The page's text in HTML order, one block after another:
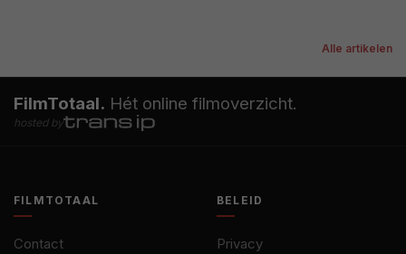
Alle artikelen
FilmTotaal. Hét online filmoverzicht.
hosted by
FILMTOTAAL
Contact
BELEID
Privacy